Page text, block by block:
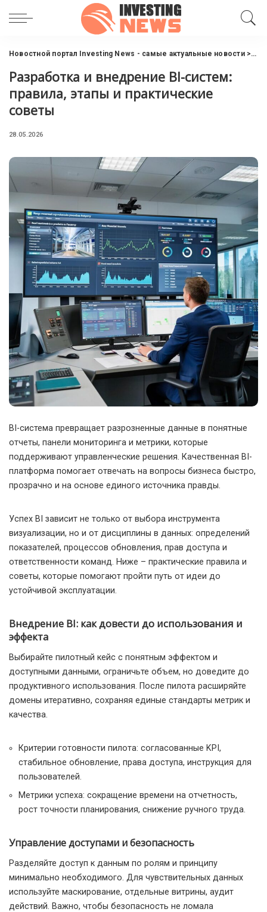
Новостной портал Investing News - самые актуальные новости>
Разработка и внедрение BI-систем:
правила, этапы и практические
советы
28.05.2026
BI-система превращает разрозненные данные в понятные
отчеты, панели мониторинга и метрики, которые
поддерживают управленческие решения. Качественная BI-
платформа помогает отвечать на вопросы бизнеса быстро,
прозрачно и на основе единого источника правды.
Успех BI зависит не только от выбора инструмента
визуализации, но и от дисциплины в данных: определений
показателей, процессов обновления, прав доступа и
ответственности команд. Ниже – практические правила и
советы, которые помогают пройти путь от идеи до
устойчивой эксплуатации.
Внедрение BI: как довести до использования и
эффекта
Выбирайте пилотный кейс с понятным эффектом и
доступными данными, ограничьте объем, но доведите до
продуктивного использования. После пилота расширяйте
домены итеративно, сохраняя единые стандарты метрик и
качества.
Критерии готовности пилота: согласованные KPI,
стабильное обновление, права доступа, инструкция для
пользователей.
Метрики успеха: сокращение времени на отчетность,
рост точности планирования, снижение ручного труда.
Управление доступами и безопасность
Разделяйте доступ к данным по ролям и принципу
минимально необходимого. Для чувствительных данных
используйте маскирование, отдельные витрины, аудит
действий. Важно, чтобы безопасность не ломала